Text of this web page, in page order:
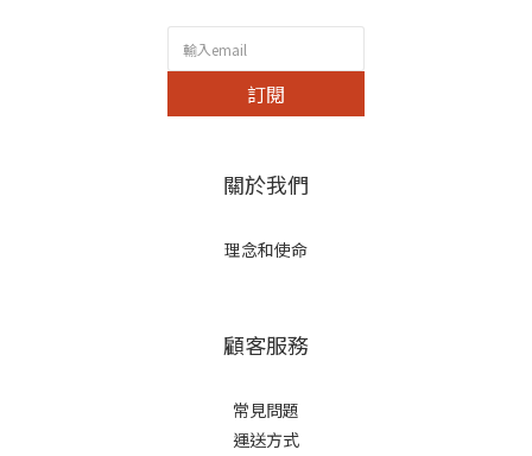
訂閱
關於我們
理念和使命
顧客服務
常見問題
運送方式